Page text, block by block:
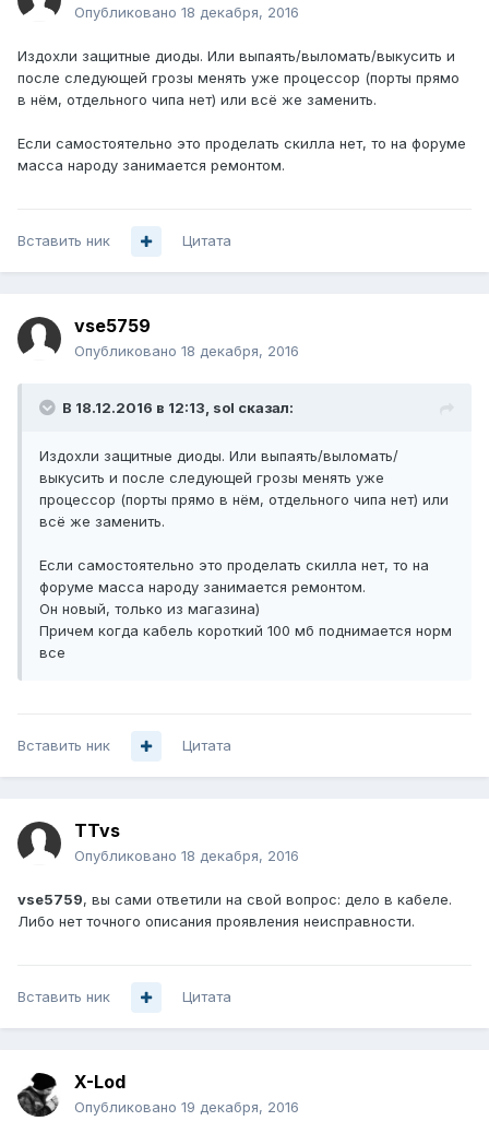
Опубликовано 18 декабря, 2016
Издохли защитные диоды. Или выпаять/выломать/выкусить и
после следующей грозы менять уже процессор (порты прямо
в нём, отдельного чипа нет) или всё же заменить.
Если самостоятельно это проделать скилла нет, то на форуме
масса народу занимается ремонтом.
Вставить ник Цитата
vse5759
Опубликовано 18 декабря, 2016
В 18.12.2016 в 12:13, sol сказал:
Издохли защитные диоды. Или выпаять/выломать/
выкусить и после следующей грозы менять уже
процессор (порты прямо в нём, отдельного чипа нет) или
всё же заменить.
Если самостоятельно это проделать скилла нет, то на
форуме масса народу занимается ремонтом.
Он новый, только из магазина)
Причем когда кабель короткий 100 мб поднимается норм
все
Вставить ник Цитата
TTvs
Опубликовано 18 декабря, 2016
vse5759, вы сами ответили на свой вопрос: дело в кабеле.
Либо нет точного описания проявления неисправности.
Вставить ник Цитата
X-Lod
Опубликовано 19 декабря, 2016